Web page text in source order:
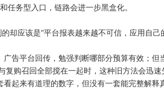
任务型入口，链路会进一步黑盒化。
却应该是“平台报表越来越不可信，应用自
告平台回传，勉强判断哪部分预算有效；但
购召回全部搅在一起时，这种旧方法会迅
起来有道理的数字，但没有一套能完整解释